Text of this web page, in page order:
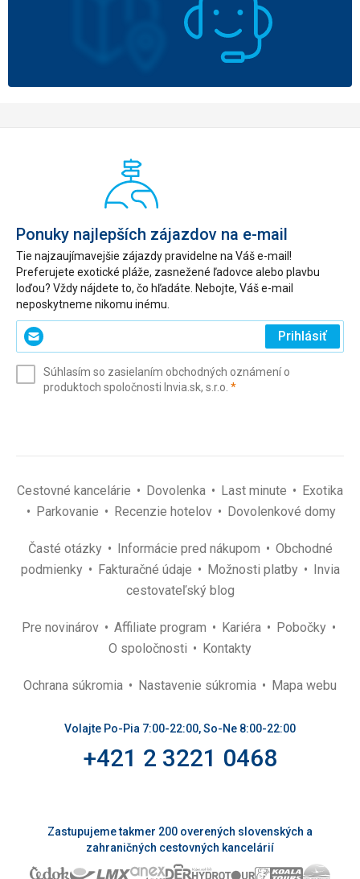
Ponuky najlepších zájazdov na e-mail
Tie najzaujímavejšie zájazdy pravidelne na Váš e-mail!
Preferujete exotické pláže, zasnežené ľadovce alebo plavbu
loďou? Vždy nájdete to, čo hľadáte. Nebojte, Váš e-mail
neposkytneme nikomu inému.
Zadajte
svoj
(povinné)
Prihlásiť
Súhlasím so zasielaním obchodných oznámení o
produktoch spoločnosti Invia.sk, s.r.o. *(povinné)
Cestovné kancelárie Dovolenka Last minute
Exotika
Parkovanie
Recenzie hotelov Dovolenkové domy
Časté otázky Informácie pred nákupom
Obchodné
podmienky
Fakturačné údaje Možnosti platby
Invia
cestovateľský blog
Pre novinárov Affiliate program Kariéra
Pobočky
O spoločnosti
Kontakty
Ochrana súkromia Nastavenie súkromia Mapa webu
Volajte Po-Pia 7:00-22:00, So-Ne 8:00-22:00
+421 2 3221 0468
Zastupujeme takmer 200 overených slovenských a
zahraničných cestovných kancelárií